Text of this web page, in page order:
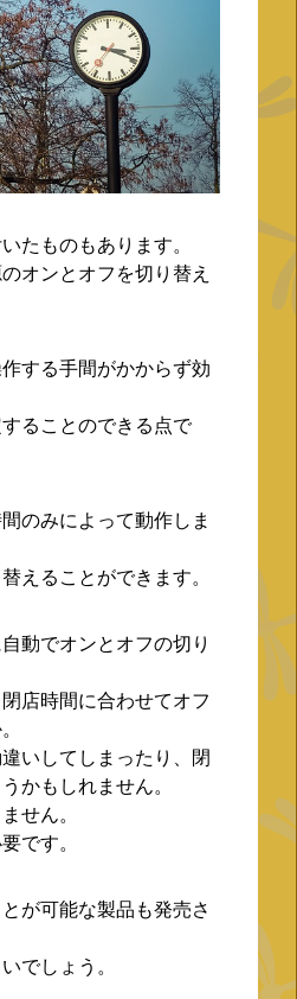
たものもあります。
オンとオフを切り替え
する手間がかからず効
ることのできる点で
のみによって動作しま
えることができます。
動でオンとオフの切り
店時間に合わせてオフ
いしてしまったり、閉
かもしれません。
せん。
です。
が可能な製品も発売さ
でしょう。